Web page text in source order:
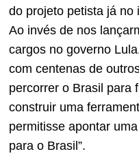
do projeto petista já no
Ao invés de nos
cargos no governo
com centenas de
percorrer o Brasil para
construir uma
permitisse apontar
para o Brasil”.